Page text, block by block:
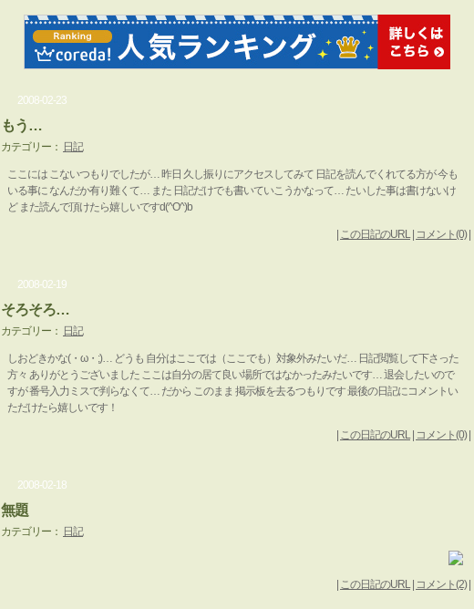
2008-02-23
もう…
カテゴリー： 日記
ここには こないつもりでしたが… 昨日 久し振りにアクセスしてみて 日記を読んでくれてる方が 今も
いる事に なんだか有り難くて… また 日記だけでも書いていこうかなって… たいした事は書けないけ
ど また読んで頂けたら嬉しいですd(^O^)b
この日記のURL| コメント(0)|
2008-02-19
そろそろ…
カテゴリー： 日記
しおどきかな(・ω・;)… どうも 自分はここでは（ここでも）対象外みたいだ… 日記閲覧して下さった
方々 ありがとうございました ここは自分の居て良い場所ではなかったみたいです… 退会したいので
すが 番号入力ミスで判らなくて… だから このまま 掲示板を去るつもりです 最後の日記にコメントい
ただけたら嬉しいです！
この日記のURL| コメント(0)|
2008-02-18
無題
カテゴリー： 日記
この日記のURL| コメント(2)|